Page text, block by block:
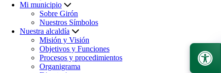
Mi municipio
Sobre Girón
Nuestros Símbolos
Nuestra alcaldía
Misión y Visión
Objetivos y Funciones
Procesos y procedimientos
Organigrama